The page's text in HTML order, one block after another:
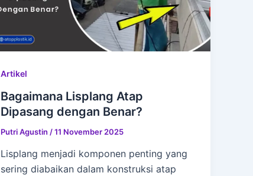
Artikel
Bagaimana Lisplang Atap
Dipasang dengan Benar?
Putri Agustin /11 November 2025
Lisplang menjadi komponen penting yang
sering diabaikan dalam konstruksi atap